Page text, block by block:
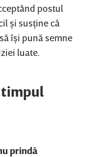
postul
şi susţine că
îşi pună semne
luate.
timpul
prindă